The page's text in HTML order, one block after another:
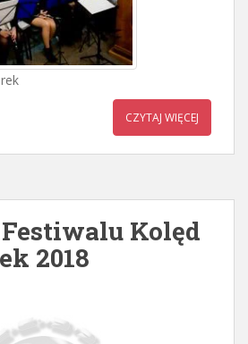
CZYTAJ WIĘCEJ
Kolęd
2018